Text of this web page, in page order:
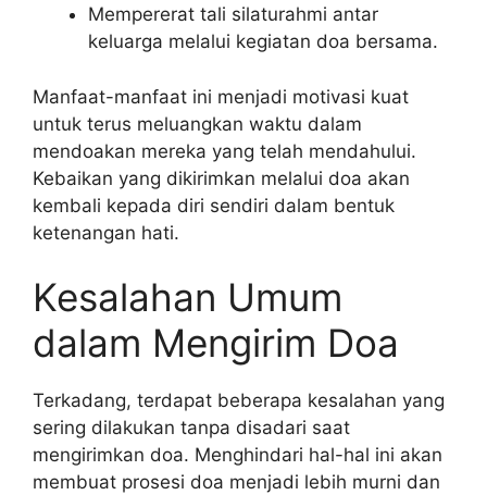
Mempererat tali silaturahmi antar
keluarga melalui kegiatan doa bersama.
Manfaat-manfaat ini menjadi motivasi kuat
untuk terus meluangkan waktu dalam
mendoakan mereka yang telah mendahului.
Kebaikan yang dikirimkan melalui doa akan
kembali kepada diri sendiri dalam bentuk
ketenangan hati.
Kesalahan Umum
dalam Mengirim Doa
Terkadang, terdapat beberapa kesalahan yang
sering dilakukan tanpa disadari saat
mengirimkan doa. Menghindari hal-hal ini akan
membuat prosesi doa menjadi lebih murni dan